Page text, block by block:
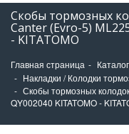
Скобы тормозных
Canter (Evro-5)
- KITATOMO
Главная страница Каталог
Накладки / Колодки
Скобы тормозных
QY002040 KITATOMO -